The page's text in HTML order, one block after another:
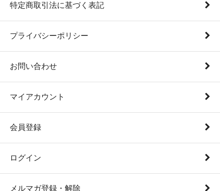
特定商取引法に基づく表記
プライバシーポリシー
お問い合わせ
マイアカウント
会員登録
ログイン
メルマガ登録・解除